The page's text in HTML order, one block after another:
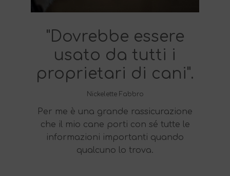
"Dovrebbe essere
usato da tutti i
proprietari di cani".
Nickelette Fabbro
Per me è una grande rassicurazione
che il mio cane porti con sé tutte le
informazioni importanti quando
qualcuno lo trova.
"Finalmente non
solo i veterinari
hanno accesso alle
informazioni sulla
proprietà!".
Garry Croat
Basta toccare il telefono con il
collare e ricevo tutto ciò che